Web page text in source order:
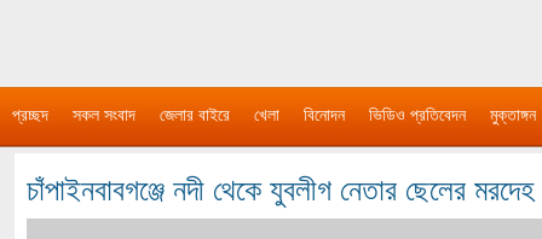
প্রচ্ছদ সকল সংবাদ জেলার বাইরে খেলা বিনোদন ভিডিও প্রতিবেদন মুক্তাঙ্গন
চাঁপাইনবাবগঞ্জে নদী থেকে যুবলীগ নেতার ছেলের